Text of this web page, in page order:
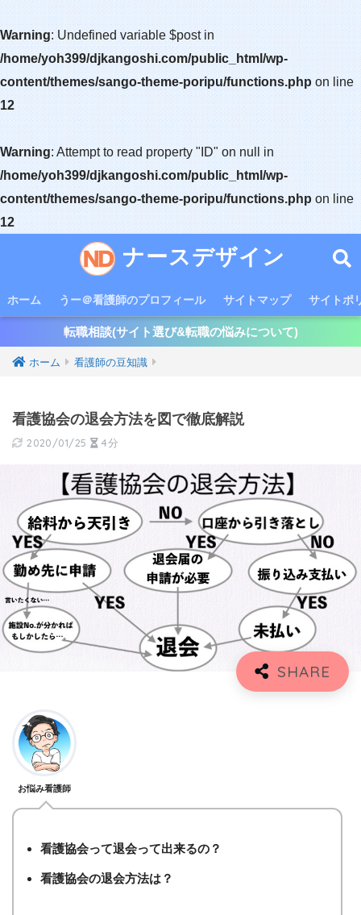
Warning: Undefined variable $post in
/home/yoh399/djkangoshi.com/public_html/wp-
content/themes/sango-theme-poripu/functions.phpon line
12
Warning: Attempt to read property "ID" on null in
/home/yoh399/djkangoshi.com/public_html/wp-
content/themes/sango-theme-poripu/functions.php on line
12
ナースデザイン
ホーム うー＠看護師のプロフィール サイトマップ サイトポ
転職相談(サイト選び&転職の悩みについて)
ホーム 看護師の豆知識
看護協会の退会方法を図で徹底解説
2020/01/25 4分
お悩み看護師
看護協会って退会って出来るの？
看護協会の退会方法は？